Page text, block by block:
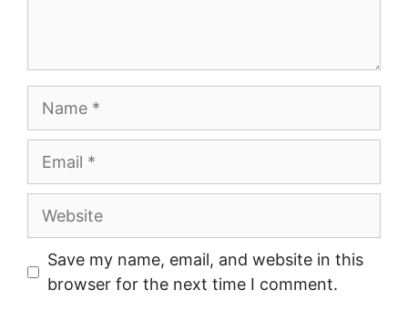
Name
Email
Website
Save my name, email, and website in this
browser for the next time I comment.